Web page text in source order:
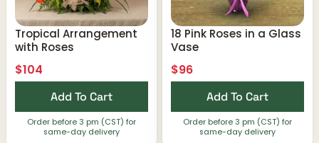
Tropical Arrangement
with Roses
$104
Add To Cart
Order before 3 pm (CST) for
same-day delivery
18 Pink Roses in a Glass
Vase
$96
Add To Cart
Order before 3 pm (CST) for
same-day delivery